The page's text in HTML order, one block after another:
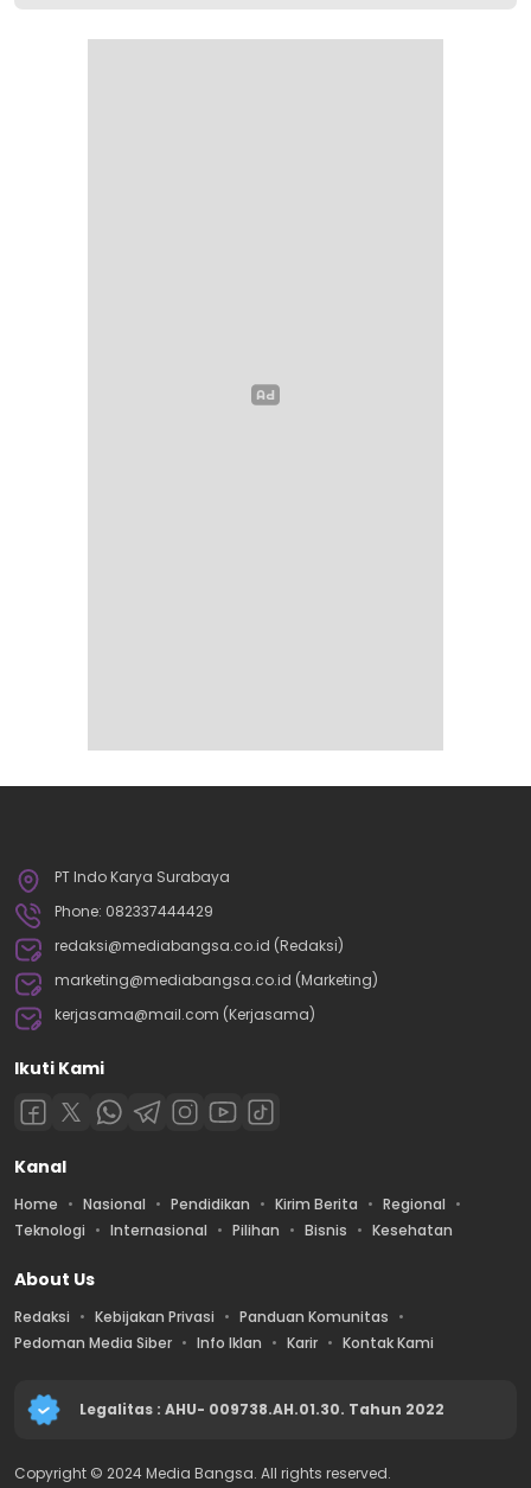
PT Indo Karya Surabaya
Phone: 082337444429
redaksi@mediabangsa.co.id (Redaksi)
marketing@mediabangsa.co.id (Marketing)
kerjasama@mail.com (Kerjasama)
Ikuti Kami
Kanal
Home Nasional Pendidikan Kirim Berita
Regional
Teknologi
Internasional Pilihan Bisnis Kesehatan
About Us
Redaksi Kebijakan Privasi
Panduan Komunitas
Pedoman Media Siber
Info Iklan Karir Kontak Kami
Legalitas : AHU- 009738.AH.01.30. Tahun 2022
Copyright © 2024 Media Bangsa. All rights reserved.